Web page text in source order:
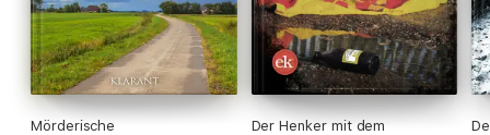
Mörderische
Der Henker mit dem